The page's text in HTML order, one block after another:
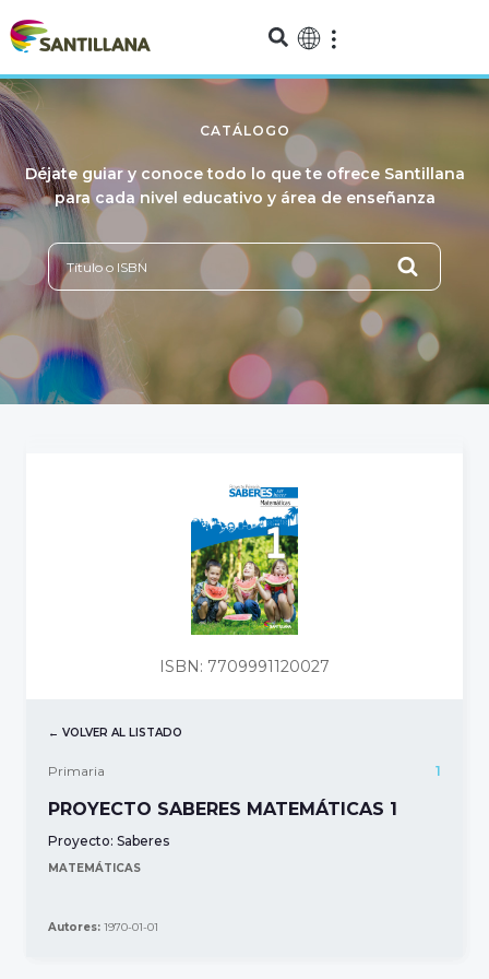
CATÁLOGO
Déjate guiar y conoce todo lo que te ofrece Santillana
para cada nivel educativo y área de enseñanza
← VOLVER AL LISTADO
Primaria 1
PROYECTO SABERES MATEMÁTICAS 1
Proyecto: Saberes
MATEMÁTICAS
Autores: 1970-01-01
ISBN: 7709991120027